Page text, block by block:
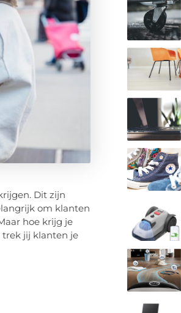
Dit zijn
om klanten
hoe krijg je
trek jij klanten je